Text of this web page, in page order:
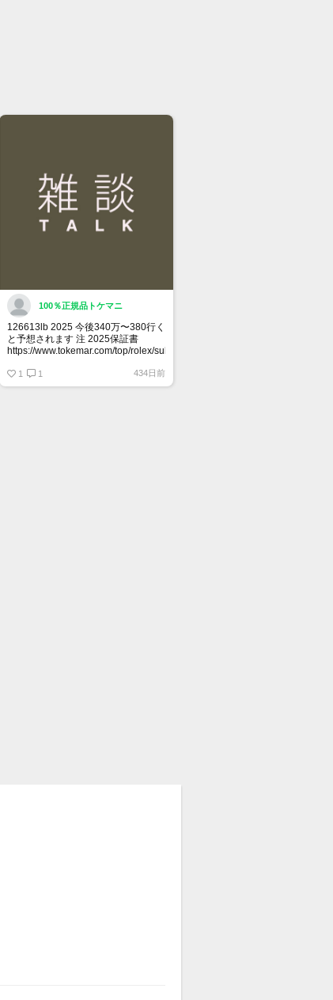
100％正規品トケマニ
126613lb 2025 今後340万〜380行く
と予想されます 注 2025保証書
https://www.tokemar.com/top/rolex/submariner/166613lb-
マジ上がる予想しかない
1 1 434日前